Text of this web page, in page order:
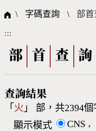
國際字碼相關組織
筆畫查詢
筆順序查詢
Big5查詢
全字庫授權
個人電腦造字處理
字形下載
問題集
熱門查詢統計
\ 字碼查詢 \ 部首
:::
部 首 查 詢
查詢結果
「 火 」 部，共2394個
顯示模式
CNS ,